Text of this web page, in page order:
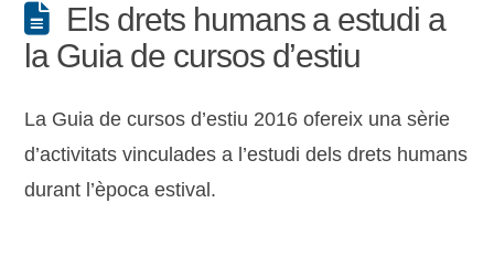
Els drets humans a estudi a
la Guia de cursos d’estiu
La Guia de cursos d’estiu 2016 ofereix una sèrie
d’activitats vinculades a l’estudi dels drets humans
durant l’època estival.